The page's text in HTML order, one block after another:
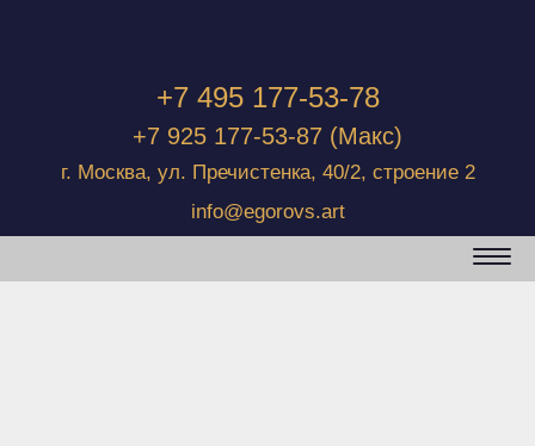
+7 495 177-53-78
+7 925 177-53-87 (Макс)
г. Москва, ул. Пречистенка, 40/2, строение 2
info@egorovs.art